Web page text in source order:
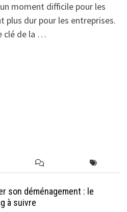
moment difficile pour les
plus dur pour les entreprises.
clé de la …
son déménagement : le
à suivre